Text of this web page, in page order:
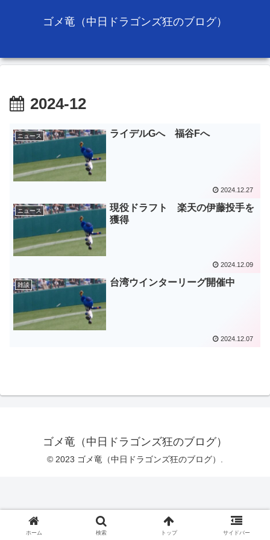
ゴメ竜（中日ドラゴンズ狂のブログ）
2024-12
ニュース ライデルGへ 福谷Fへ
2024.12.27
ニュース
現役ドラフト 楽天の伊藤投手を
獲得
2024.12.09
雑談 台湾ウインターリーグ開催中
2024.12.07
ゴメ竜（中日ドラゴンズ狂のブログ）
© 2023 ゴメ竜（中日ドラゴンズ狂のブログ）.
ホーム 検索 トップ サイドバー